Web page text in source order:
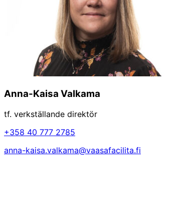
Anna-Kaisa Valkama
tf. verkställande direktör
+358 40 777 2785
anna-kaisa.valkama@vaasafacilita.fi